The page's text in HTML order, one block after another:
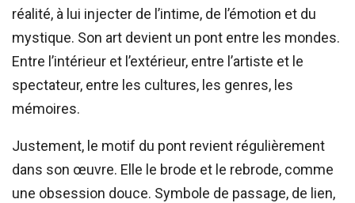
réalité, à lui injecter de l’intime, de l’émotion et du
mystique. Son art devient un pont entre les mondes.
Entre l’intérieur et l’extérieur, entre l’artiste et le
spectateur, entre les cultures, les genres, les
mémoires.
Justement, le motif du pont revient régulièrement
dans son œuvre. Elle le brode et le rebrode, comme
une obsession douce. Symbole de passage, de lien,